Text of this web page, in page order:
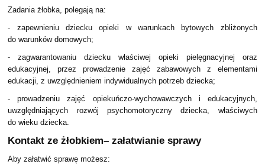
Zadania żłobka, polegają na:
- zapewnieniu dziecku opieki w warunkach bytowych zbliżonych
do warunków domowych;
- zagwarantowaniu dziecku właściwej opieki pielęgnacyjnej oraz
edukacyjnej, przez prowadzenie zajęć zabawowych z elementami
edukacji, z uwzględnieniem indywidualnych potrzeb dziecka;
- prowadzeniu zajęć opiekuńczo-wychowawczych i edukacyjnych,
uwzględniających rozwój psychomotoryczny dziecka, właściwych
do wieku dziecka.
Kontakt ze żłobkiem– załatwianie sprawy
Aby załatwić sprawę możesz: